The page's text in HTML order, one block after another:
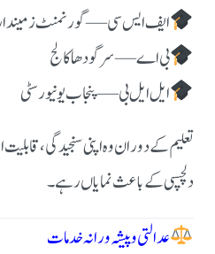
ایف ایس سی — گورنمنٹ
بی اے — سرگودھا کالج
ایل ایل بی — پنجاب یونیورسٹی
تعلیم کے دوران وہ اپنی سنجیدگی،
دلچسپی کے باعث نمایاں رہے۔
عدالتی و پیشہ ورانہ خدمات